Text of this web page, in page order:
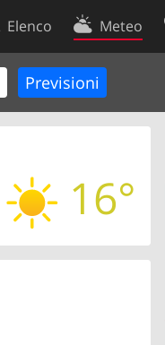
Elenco Meteo
16°
Contatti
Condizioni d’uso